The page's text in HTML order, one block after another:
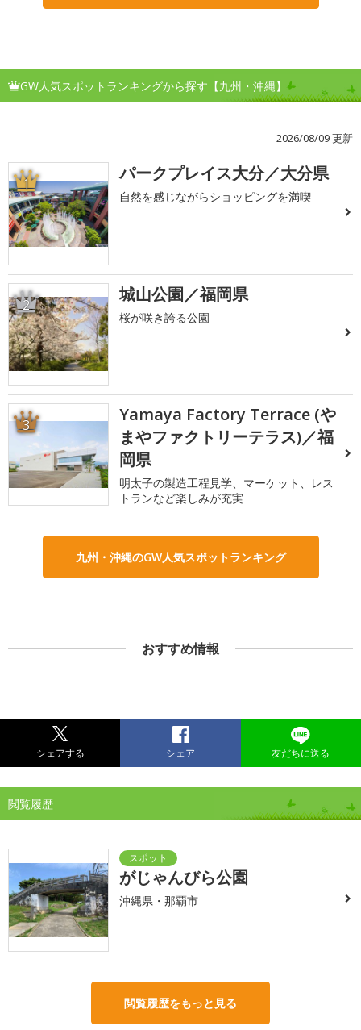
GW人気スポットランキングから探す【九州・沖縄】
2026/08/09 更新
1 パークプレイス大分／大分県
自然を感じながらショッピングを満喫
2 城山公園／福岡県
桜が咲き誇る公園
3
Yamaya Factory Terrace (や
まやファクトリーテラス)／福
岡県
明太子の製造工程見学、マーケット、レス
トランなど楽しみが充実
九州・沖縄のGW人気スポットランキング
おすすめ情報
シェアする シェア 友だちに送る
閲覧履歴
がじゃんびら公園
沖縄県・那覇市
閲覧履歴をもっと見る